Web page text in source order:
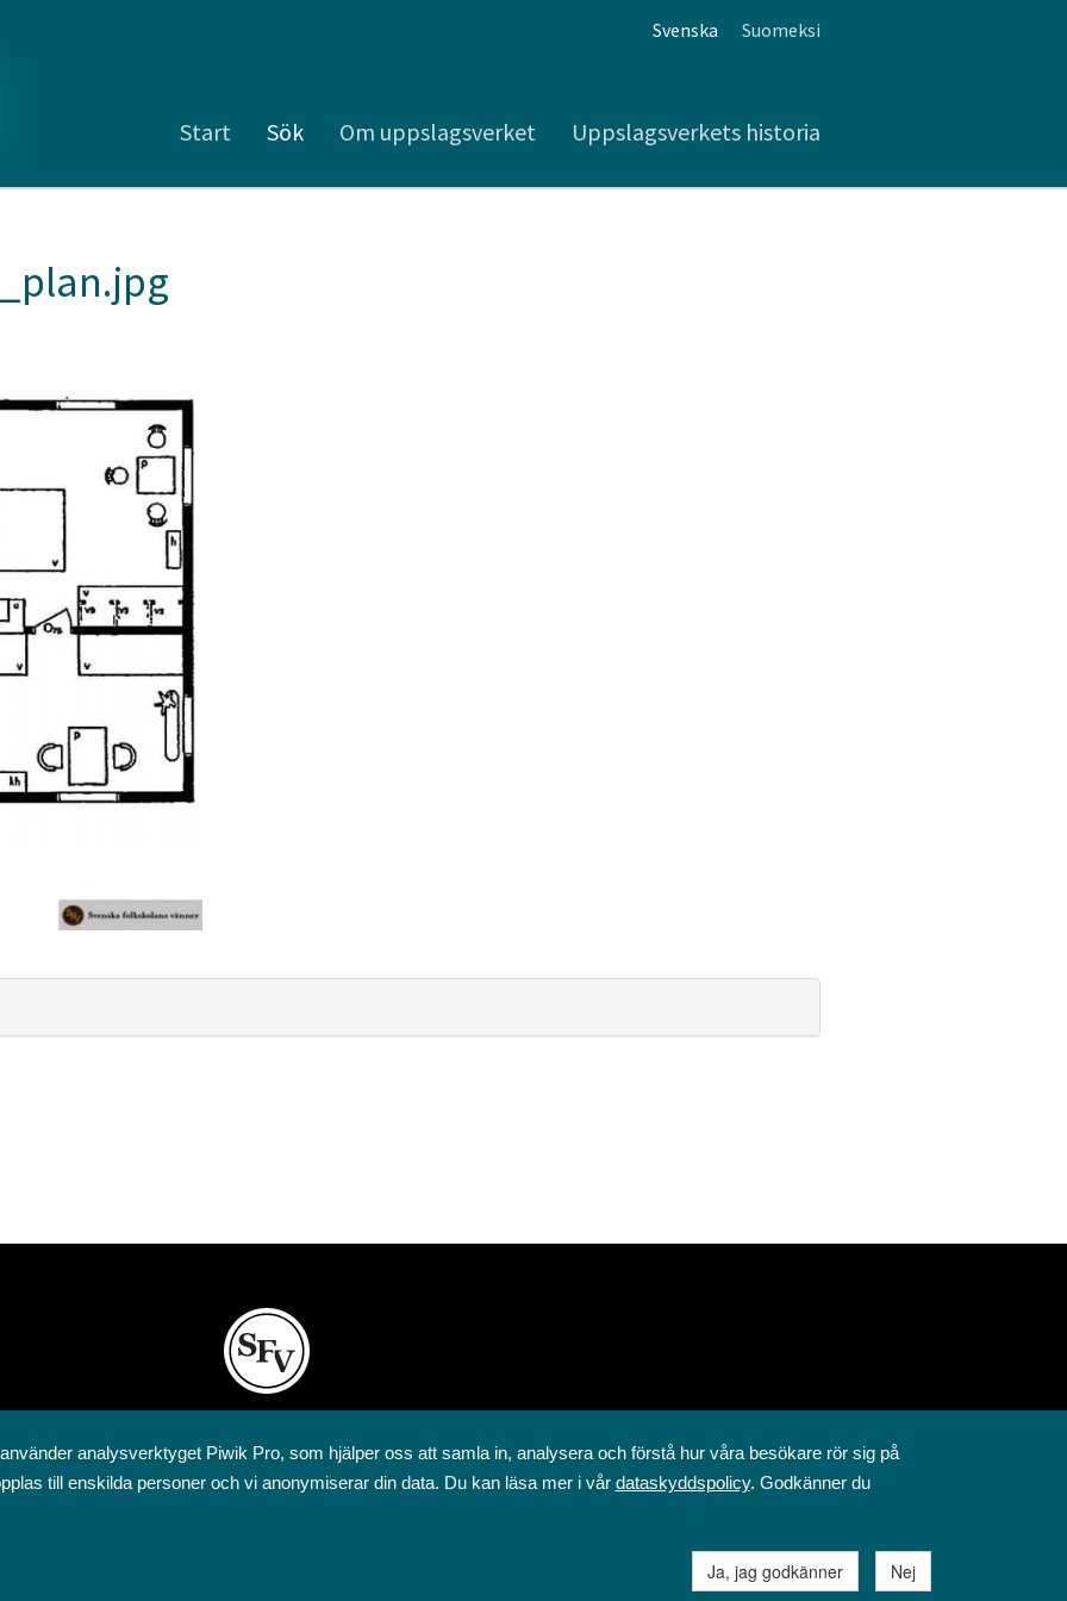
Svenska Suomeksi
Start Sök Om uppslagsverket Uppslagsverkets historia
Annegatan 12
00120 Helsingfors
analysverktyget Piwik Pro, som hjälper oss att samla in, analysera och förstå hur våra besökare rör sig på
till enskilda personer och vi anonymiserar din data. Du kan läsa mer i vår dataskyddspolicy. Godkänner du
Ja, jag godkänner Nej